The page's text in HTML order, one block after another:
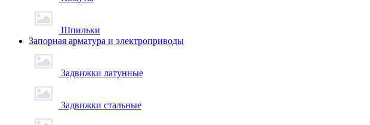
Шпильки
Запорная арматура и электроприводы
Задвижки латунные
Задвижки стальные